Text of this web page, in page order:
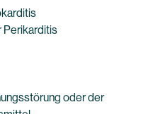
Perikarditis
oder der